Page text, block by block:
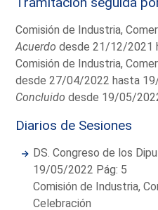
Comisión de Industria,
Acuerdo desde 21/12/2021
Comisión de Industria,
desde 27/04/2022 hasta
Concluido desde 19/05/
Diarios de Sesiones
DS. Congreso de los
19/05/2022 Pág: 5
Comisión de Industria,
Celebración